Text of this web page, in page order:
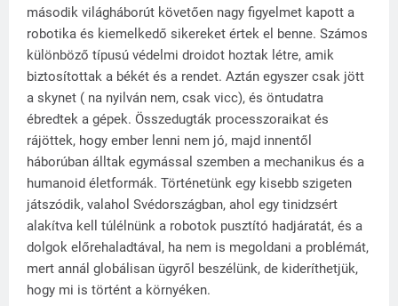
második világháborút követően nagy figyelmet kapott a
robotika és kiemelkedő sikereket értek el benne. Számos
különböző típusú védelmi droidot hoztak létre, amik
biztosítottak a békét és a rendet. Aztán egyszer csak jött
a skynet ( na nyilván nem, csak vicc), és öntudatra
ébredtek a gépek. Összedugták processzoraikat és
rájöttek, hogy ember lenni nem jó, majd innentől
háborúban álltak egymással szemben a mechanikus és a
humanoid életformák. Történetünk egy kisebb szigeten
játszódik, valahol Svédországban, ahol egy tinidzsért
alakítva kell túlélnünk a robotok pusztító hadjáratát, és a
dolgok előrehaladtával, ha nem is megoldani a problémát,
mert annál globálisan ügyről beszélünk, de kideríthetjük,
hogy mi is történt a környéken.